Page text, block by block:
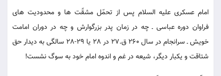
امام عسکری علیه السلام پس از تحمّل مشقّت ها و محدودیت های
فراوان دوره عباسی ـ چه در زمان پدر بزرگوارش و چه در دوران امامت
خویش ـ سرانجام در سال 260 ق.27 در 28 یا 29-28 سالگی به دیدار حق
شتاقت و یکبار دیگر، شیعه در غم و اندوه امام خود به سوگ نشست!